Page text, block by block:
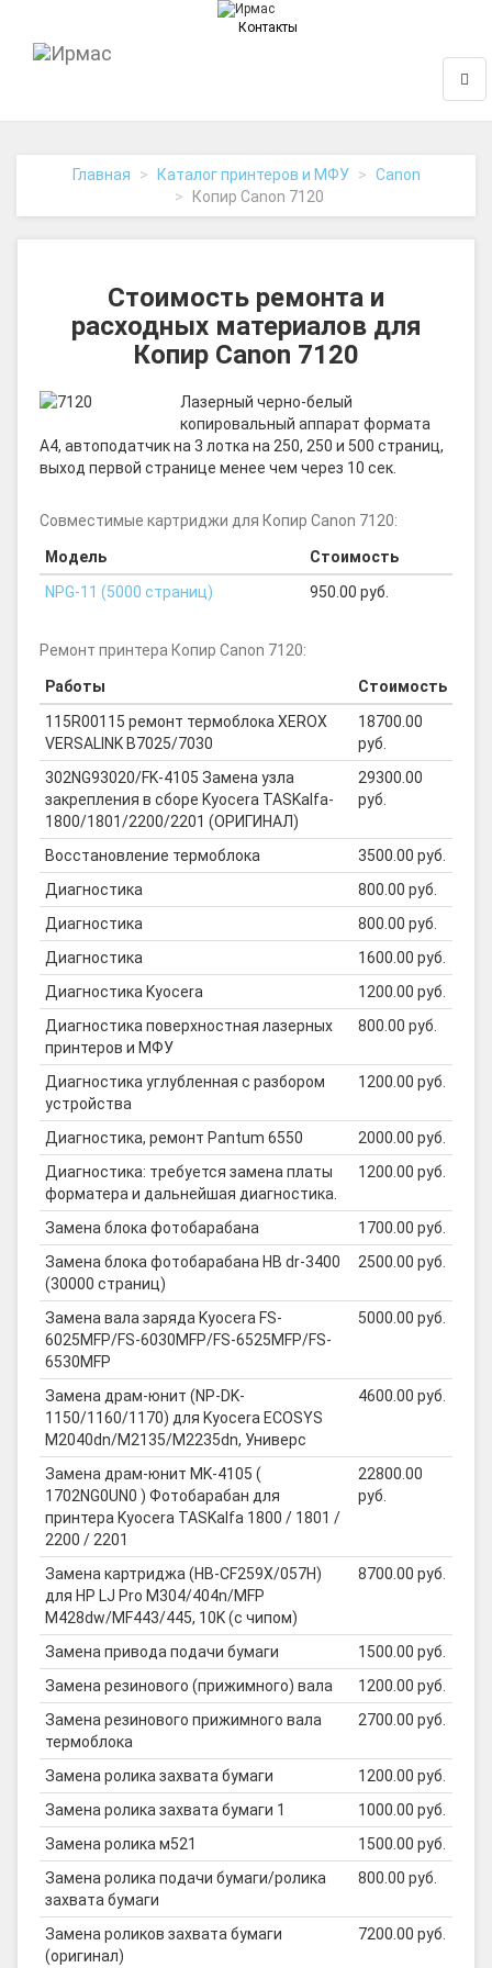
Контакты
Главная Каталог принтеров и МФУ
Canon
Копир Canon 7120
Стоимость ремонта и
расходных материалов для
Копир Canon 7120
Лазерный черно-белый
копировальный аппарат формата
A4, автоподатчик на 3 лотка на 250, 250 и 500 страниц,
выход первой странице менее чем через 10 сек.
Совместимые картриджи для Копир Canon 7120:
Модель
Стоимость
NPG-11 (5000 страниц)
950.00 руб.
Ремонт принтера Копир Canon 7120:
Работы
Стоимость
115R00115 ремонт термоблока XEROX
VERSALINK B7025/7030
18700.00
руб.
302NG93020/FK-4105 Замена узла
закрепления в сборе Kyocera TASKalfa-
1800/1801/2200/2201 (ОРИГИНАЛ)
29300.00
руб.
Восстановление термоблока
3500.00 руб.
Диагностика
800.00 руб.
Диагностика
800.00 руб.
Диагностика
1600.00 руб.
Диагностика Kyocera
1200.00 руб.
Диагностика поверхностная лазерных
принтеров и МФУ
800.00 руб.
Диагностика углубленная с разбором
устройства
1200.00 руб.
Диагностика, ремонт Pantum 6550
2000.00 руб.
Диагностика: требуется замена платы
форматера и дальнейшая диагностика.
1200.00 руб.
Замена блока фотобарабана
1700.00 руб.
Замена блока фотобарабана HB dr-3400
(30000 страниц)
2500.00 руб.
Замена вала заряда Kyocera FS-
6025MFP/FS-6030MFP/FS-6525MFP/FS-
6530MFP
5000.00 руб.
Замена драм-юнит (NP-DK-
1150/1160/1170) для Kyocera ECOSYS
M2040dn/M2135/M2235dn, Универс
4600.00 руб.
Замена драм-юнит MK-4105 (
1702NG0UN0 ) Фотобарабан для
принтера Kyocera TASKalfa 1800 / 1801 /
2200 / 2201
22800.00
руб.
Замена картриджа (HB-CF259X/057H)
для HP LJ Pro M304/404n/MFP
M428dw/MF443/445, 10K (с чипом)
8700.00 руб.
Замена привода подачи бумаги
1500.00 руб.
Замена резинового (прижимного) вала
1200.00 руб.
Замена резинового прижимного вала
термоблока
2700.00 руб.
Замена ролика захвата бумаги
1200.00 руб.
Замена ролика захвата бумаги 1
1000.00 руб.
Замена ролика м521
1500.00 руб.
Замена ролика подачи бумаги/ролика
захвата бумаги
800.00 руб.
Замена роликов захвата бумаги
(оригинал)
7200.00 руб.